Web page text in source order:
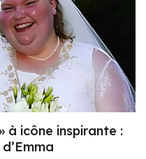
à icône inspirante :